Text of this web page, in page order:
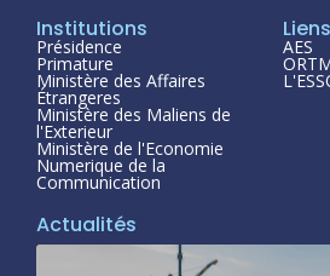
Institutions
Présidence
Primature
Ministère des Affaires
Étrangeres
Ministère des Maliens de
l'Exterieur
Ministère de l'Economie
Numerique de la
Communication
AES
Actualités